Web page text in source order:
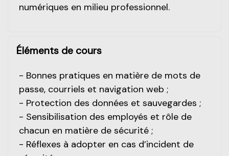
numériques en milieu professionnel.
Éléments de cours
- Bonnes pratiques en matière de mots de
passe, courriels et navigation web ;
- Protection des données et sauvegardes ;
- Sensibilisation des employés et rôle de
chacun en matière de sécurité ;
- Réflexes à adopter en cas d’incident de